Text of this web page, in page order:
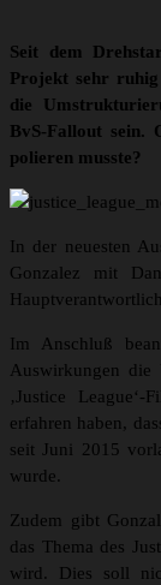
Seit dem
Projekt sehr
die
BvS-Fallout sein.
polieren musste?
In der neuesten
Gonzalez mit
Im Anschluß
Auswirkungen die
‚Justice
erfahren haben,
seit Juni 2015
wurde.
Zudem gibt
das Thema des
wird. Dies soll